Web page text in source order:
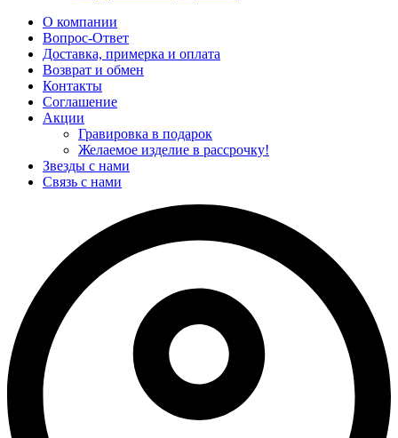
О компании
Вопрос-Ответ
Доставка, примерка и оплата
Возврат и обмен
Контакты
Соглашение
Акции
Гравировка в подарок
Желаемое изделие в рассрочку!
Звезды с нами
Связь с нами